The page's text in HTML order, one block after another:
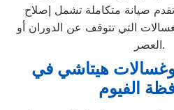
صيانة متكاملة تشمل إصلاح
التي تتوقف عن الدوران أو
العصر.
وغسالات هيتاشي في
الفيوم